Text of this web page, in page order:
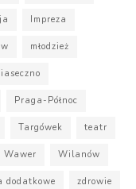
Impreza
młodzież
Praga-Północ
Targówek teatr
Wawer Wilanów
dodatkowe zdrowie